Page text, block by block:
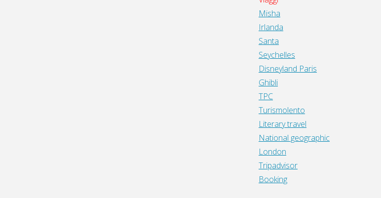
Misha
Irlanda
Santa
Seychelles
Disneyland Paris
Ghibli
TPC
Turismolento
Literary travel
National geographic
London
Tripadvisor
Booking